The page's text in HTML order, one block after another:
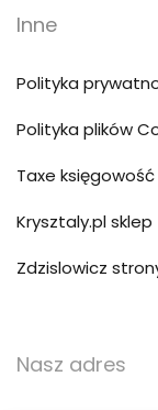
Inne
Polityka
Polityka plików
Taxe
Krysztaly.pl sklep
Zdzislowicz
Nasz adres